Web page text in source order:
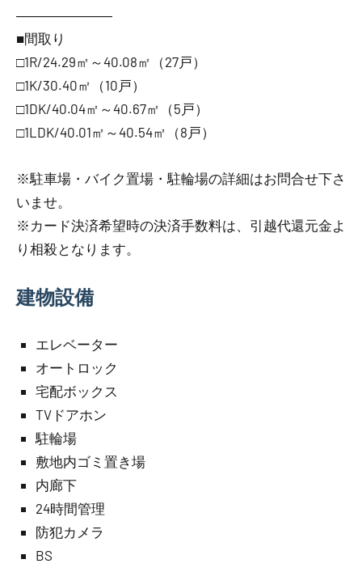
―――――――
■間取り
□1R/24.29㎡～40.08㎡（27戸）
□1K/30.40㎡（10戸）
□1DK/40.04㎡～40.67㎡（5戸）
□1LDK/40.01㎡～40.54㎡（8戸）
※駐車場・バイク置場・駐輪場の詳細はお問合せ下さ
いませ。
※カード決済希望時の決済手数料は、引越代還元金よ
り相殺となります。
建物設備
エレベーター
オートロック
宅配ボックス
TVドアホン
駐輪場
敷地内ゴミ置き場
内廊下
24時間管理
防犯カメラ
BS